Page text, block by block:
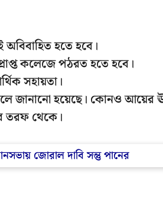
অবিবাহিত হতে হবে।
কলেজে পঠরত হতে হবে।
সহায়তা।
জানানো হয়েছে। কোনও আয়ের
তরফ থেকে।
জোরাল দাবি সন্তু পানের